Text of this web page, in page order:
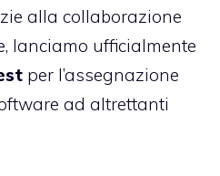
alla collaborazione
lanciamo ufficialmente
per l’assegnazione
ad altrettanti